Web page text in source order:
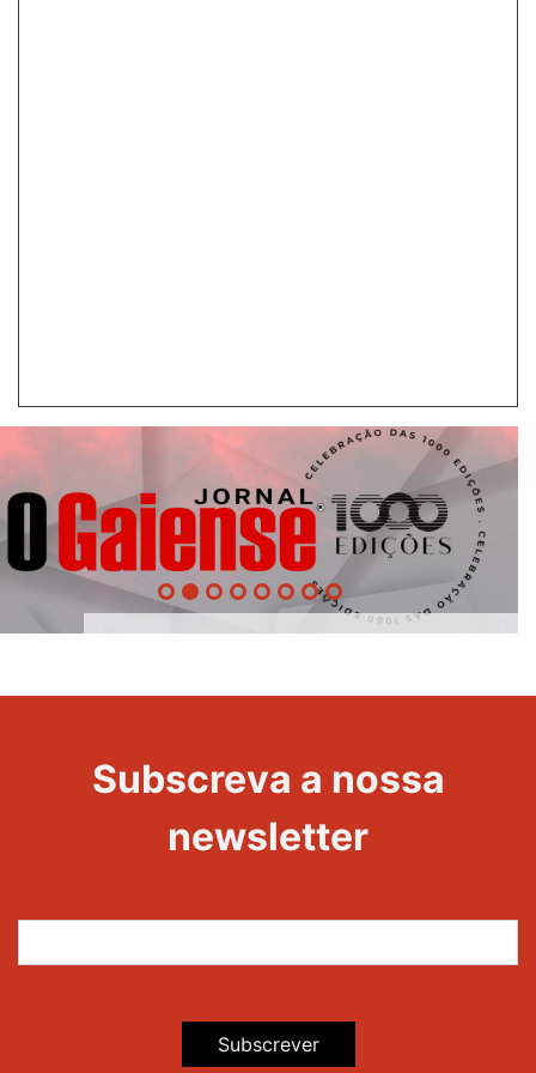
Evento
Subscreva a nossa
newsletter
Subscrever